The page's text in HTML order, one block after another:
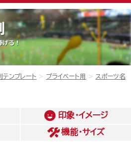
テンプレート プライベート用
スポーツ名
印象・イメージ
機能・サイズ